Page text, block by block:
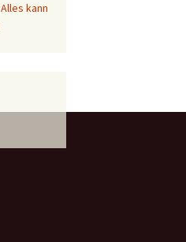
Alles kann